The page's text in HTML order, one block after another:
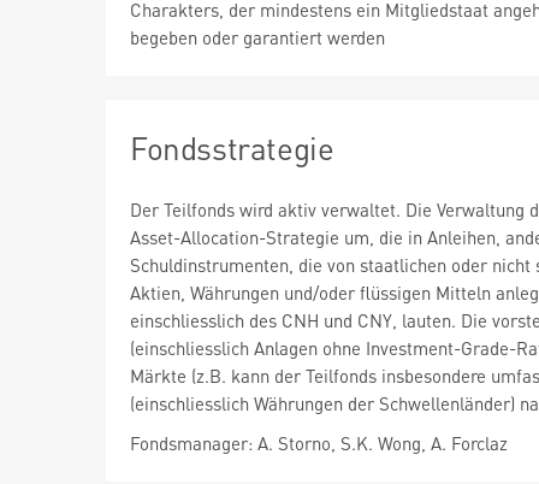
Charakters, der mindestens ein Mitgliedstaat
begeben oder garantiert werden
Fondsstrategie
Der Teilfonds wird aktiv verwaltet. Die Verwaltung
Asset-Allocation-Strategie um, die in Anleihen,
Schuldinstrumenten, die von staatlichen oder
Aktien, Währungen und/oder flüssigen Mitteln
einschliesslich des CNH und CNY, lauten. Die
(einschliesslich Anlagen ohne Investment-Grade-
Märkte (z.B. kann der Teilfonds insbesondere
(einschliesslich Währungen der Schwellenländer)
Fondsmanager: A. Storno, S.K. Wong, A. Forclaz